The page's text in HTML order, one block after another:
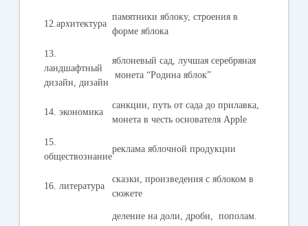
12.архитектура
памятники яблоку, строения в
форме яблока
13.
ландшафтный
дизайн, дизайн
яблоневый сад, лучшая серебряная
монета “Родина яблок”
14. экономика
санкции, путь от сада до прилавка,
монета в честь основателя Apple
15.
обществознание
реклама яблочной продукции
16. литература
сказки, произведения с яблоком в
сюжете
деление на доли, дроби, пополам.